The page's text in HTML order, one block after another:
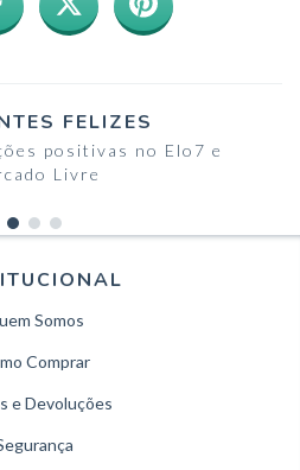
FELIZES
positivas no Elo7 e
Livre
Somos
Comprar
e Devoluções